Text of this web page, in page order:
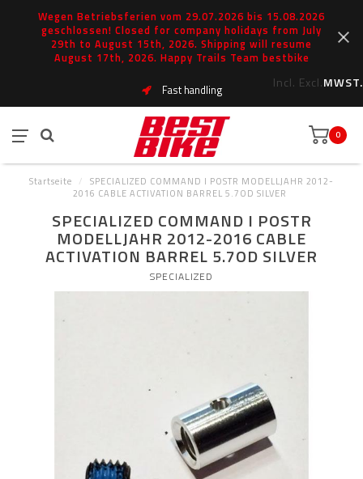
Wegen Betriebsferien vom 29.07.2026 bis 15.08.2026
geschlossen! Closed for company holidays from July
29th to August 15th, 2026. Shipping will resume
August 17th, 2026. Happy Trails Team bestbike
Incl. Excl.MWST.
Fast handling
0
Startseite /
SPECIALIZED COMMAND I POSTR MODELLJAHR 2012-
2016 CABLE ACTIVATION BARREL 5.7OD SILVER
SPECIALIZED COMMAND I POSTR
MODELLJAHR 2012-2016 CABLE
ACTIVATION BARREL 5.7OD SILVER
SPECIALIZED